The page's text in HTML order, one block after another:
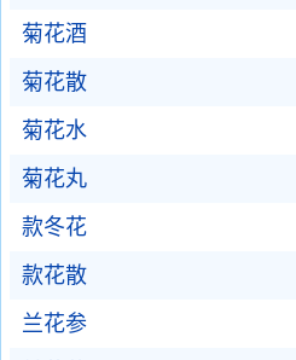
菊花酒
菊花散
菊花水
菊花丸
款冬花
款花散
兰花参